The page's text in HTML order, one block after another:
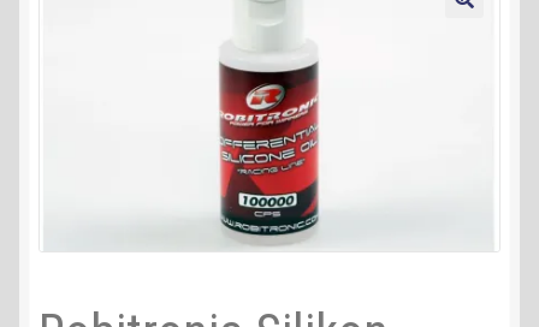
Datenschutzerklärung